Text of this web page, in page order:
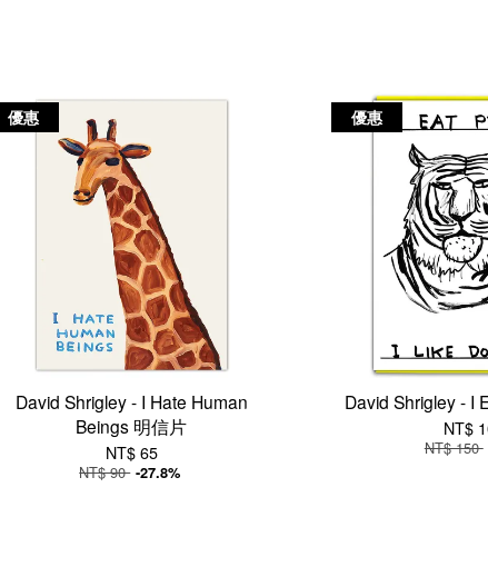
優惠
David Shrigley - I Hate Human
Beings 明信片
NT$ 65
NT$ 90 -27.8%
優惠
David Shrigley - I
NT$
NT$ 150